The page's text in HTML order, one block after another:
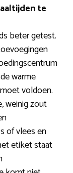
te
beter getest.
warme
voldoen.
weinig zout
of vlees en
etiket staat